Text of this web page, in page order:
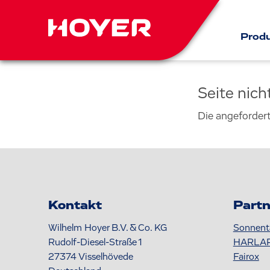
Seite
Die
Kontakt
Wilhelm Hoyer B.V. & Co. KG
Rudolf-Diesel-Straße 1
27374Visselhövede
Fairox